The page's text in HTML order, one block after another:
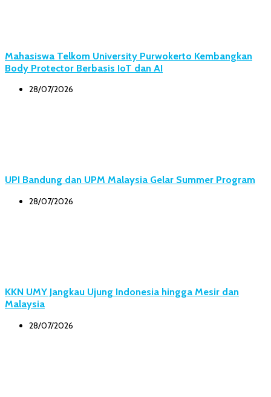
Mahasiswa Telkom University Purwokerto Kembangkan
Body Protector Berbasis IoT dan AI
28/07/2026
UPI Bandung dan UPM Malaysia Gelar Summer Program
28/07/2026
KKN UMY Jangkau Ujung Indonesia hingga Mesir dan
Malaysia
28/07/2026